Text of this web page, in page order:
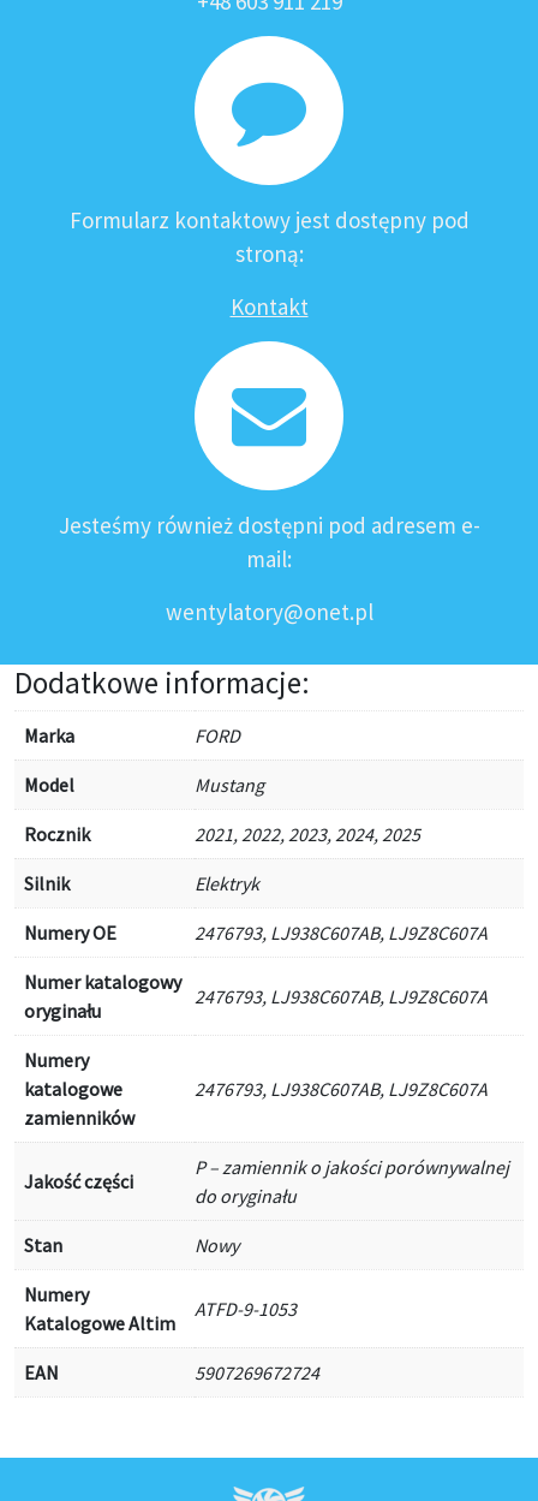
Formularz kontaktowy jest dostępny pod
stroną:
Kontakt
Jesteśmy również dostępni pod adresem e-
mail:
wentylatory@onet.pl
Dodatkowe informacje:
Marka FORD
Model Mustang
Rocznik 2021, 2022, 2023, 2024, 2025
Silnik Elektryk
Numery OE 2476793, LJ938C607AB, LJ9Z8C607A
Numer katalogowy
oryginału
2476793, LJ938C607AB, LJ9Z8C607A
Numery
katalogowe
zamienników
2476793, LJ938C607AB, LJ9Z8C607A
Jakość części
P – zamiennik o jakości porównywalnej
do oryginału
Stan Nowy
Numery
Katalogowe Altim
ATFD-9-1053
EAN 5907269672724